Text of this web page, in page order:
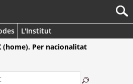
L'Institut
(home). Per nacionalitat